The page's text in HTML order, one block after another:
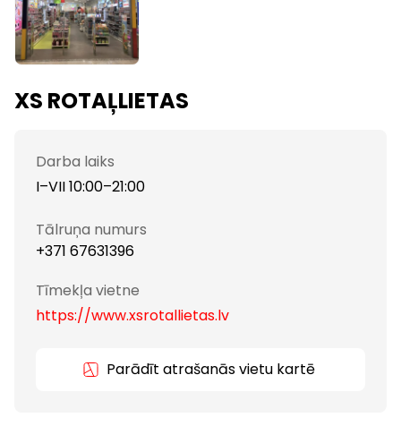
XS ROTAĻLIETAS
Darba laiks
I–VII 10:00–21:00
Tālruņa numurs
+371 67631396
Tīmekļa vietne
https://www.xsrotallietas.lv
Parādīt atrašanās vietu kartē